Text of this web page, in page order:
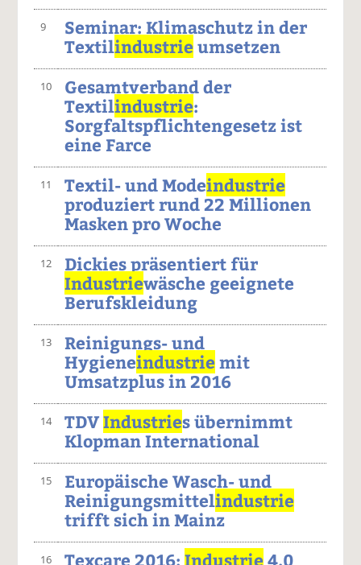
9
Seminar: Klimaschutz in der
Textilindustrie umsetzen
10
Gesamtverband der
Textilindustrie:
Sorgfaltspflichtengesetz ist
eine Farce
11 Textil- und Modeindustrie
produziert rund 22 Millionen
Masken pro Woche
12
Dickies präsentiert für
Industriewäsche geeignete
Berufskleidung
13
Reinigungs- und
Hygieneindustrie mit
Umsatzplus in 2016
14 TDVIndustries übernimmt
Klopman International
15
Europäische Wasch- und
Reinigungsmittelindustrie
trifft sich in Mainz
16 Texcare 2016:Industrie 4.0